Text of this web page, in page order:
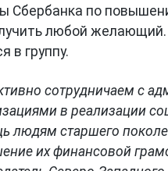
Сбербанка по
любой
в группу.
сотрудничаем с
в реализации
людям старшего
их финансовой